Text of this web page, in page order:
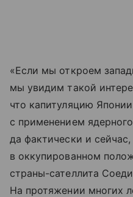
«Если мы откроем
мы увидим такой
что капитуляцию
с применением
да фактически и
в оккупированном
страны-сателлита
На протяжении многих